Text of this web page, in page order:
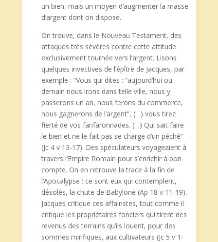
un bien, mais un moyen d’augmenter la masse
d’argent dont on dispose.
On trouve, dans le Nouveau Testament, des
attaques très sévères contre cette attitude
exclusivement tournée vers l’argent. Lisons
quelques invectives de l’épître de Jacques, par
exemple : “Vous qui dites : “aujourd’hui ou
demain nous irons dans telle ville, nous y
passerons un an, nous ferons du commerce,
nous gagnerons de l’argent”, (…) vous tirez
fierté de vos fanfaronnades. (…) Qui sait faire
le bien et ne le fait pas se charge d’un péché”
(Jc 4 v 13-17). Des spéculateurs voyageaient à
travers l’Empire Romain pour s’enrichir à bon
compte. On en retrouve la trace à la fin de
l’Apocalypse : ce sont eux qui contemplent,
désolés, la chute de Babylone (Ap 18 v 11-19).
Jacques critique ces affairistes, tout comme il
critique les propriétaires fonciers qui tirent des
revenus des terrains qu’ils louent, pour des
sommes mirifiques, aux cultivateurs (Jc 5 v 1-